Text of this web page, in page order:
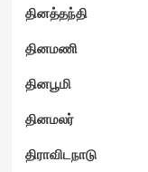
தினத்தந்தி
தினமணி
தினபூமி
தினமலர்
திராவிடநாடு